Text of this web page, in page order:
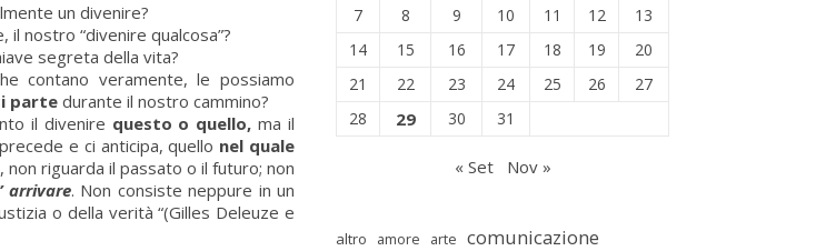
un divenire?
nostro “divenire qualcosa”?
segreta della vita?
contano veramente, le possiamo
parte durante il nostro cammino?
il divenire questo o quello,ma il
e ci anticipa, quello nel quale
, non riguarda il passato o il futuro; non
arrivare. Non consiste neppure in un
o della verità “(Gilles Deleuze e
7
8 9 10 11 12
13
14
15 16 17 18 19
20
21
22 23 24 25 26
27
28
29 30 31
« Set Nov »
altro amore arte comunicazione